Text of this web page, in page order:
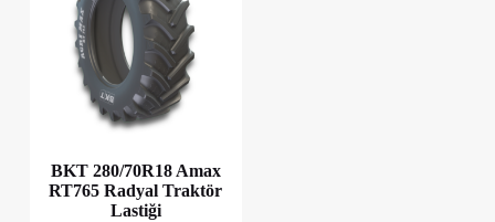
BKT 280/70R18 Amax
RT765 Radyal Traktör
Lastiği